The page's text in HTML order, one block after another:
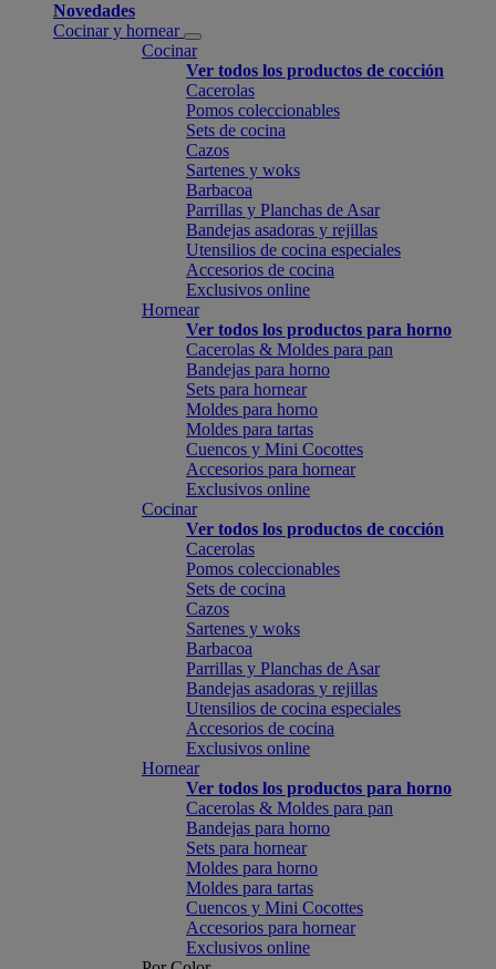
Novedades
Cocinar y hornear
Cocinar
Ver todos los productos de cocción
Cacerolas
Pomos coleccionables
Sets de cocina
Cazos
Sartenes y woks
Barbacoa
Parrillas y Planchas de Asar
Bandejas asadoras y rejillas
Utensilios de cocina especiales
Accesorios de cocina
Exclusivos online
Hornear
Ver todos los productos para horno
Cacerolas & Moldes para pan
Bandejas para horno
Sets para hornear
Moldes para horno
Moldes para tartas
Cuencos y Mini Cocottes
Accesorios para hornear
Exclusivos online
Cocinar
Ver todos los productos de cocción
Cacerolas
Pomos coleccionables
Sets de cocina
Cazos
Sartenes y woks
Barbacoa
Parrillas y Planchas de Asar
Bandejas asadoras y rejillas
Utensilios de cocina especiales
Accesorios de cocina
Exclusivos online
Hornear
Ver todos los productos para horno
Cacerolas & Moldes para pan
Bandejas para horno
Sets para hornear
Moldes para horno
Moldes para tartas
Cuencos y Mini Cocottes
Accesorios para hornear
Exclusivos online